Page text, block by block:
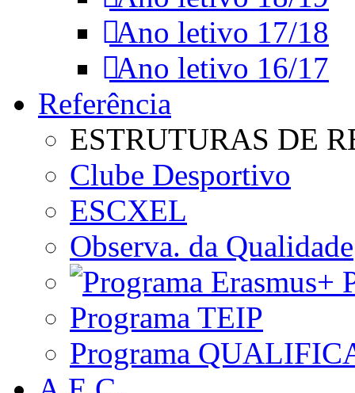
Ano letivo 17/18
Ano letivo 16/17
Referência
ESTRUTURAS DE
Clube Desportivo
ESCXEL
Observa. da Qualidade
Programa TEIP
Programa